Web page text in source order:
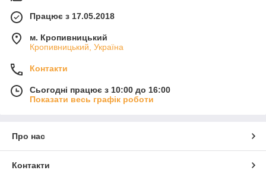
Працює з 17.05.2018
м. Кропивницький
Кропивницький, Україна
Контакти
Сьогодні працює з 10:00 до 16:00
Показати весь графік роботи
Про нас
Контакти